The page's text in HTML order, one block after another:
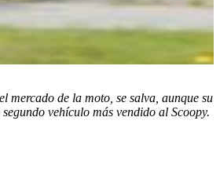
mercado de la moto, se salva, aunque su
vehículo más vendido al Scoopy.